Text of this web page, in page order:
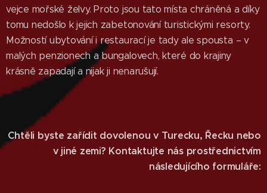
vejce mořské želvy. Proto jsou tato místa chráněná a díky
tomu nedošlo k jejich zabetonování turistickými resorty.
Možností ubytování i restaurací je tady ale spousta – v
malých penzionech a bungalovech, které do krajiny
krásně zapadají a nijak ji nenarušují.
Chtěli byste zařídit dovolenou v Turecku, Řecku nebo
v jiné zemi? Kontaktujte nás prostřednictvím
následujícího formuláře: